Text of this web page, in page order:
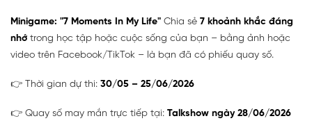
Minigame: "7 Moments In My Life" Chia sẻ 7 khoảnh khắc đáng
nhớ trong học tập hoặc cuộc sống của bạn – bằng ảnh hoặc
video trên Facebook/TikTok – là bạn đã có phiếu quay số.
👉 Thời gian dự thi: 30/05 – 25/06/2026
👉 Quay số may mắn trực tiếp tại: Talkshow ngày 28/06/2026